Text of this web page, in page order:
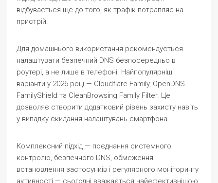
відбувається ще до того, як трафік потрапляє на
пристрій.
Для домашнього використання рекомендується
налаштувати безпечний DNS безпосередньо в
роутері, а не лише в телефоні. Найпопулярніші
варіанти у 2026 році — Cloudflare Family, OpenDNS
FamilyShield та CleanBrowsing Family Filter. Це
дозволяє створити додатковий рівень захисту навіть
у випадку скидання налаштувань смартфона.
Комплексний підхід — поєднання системного
контролю, безпечного DNS, обмеження
встановлення застосунків і регулярного моніторингу
активності — сьогодні вважається найефективнішою